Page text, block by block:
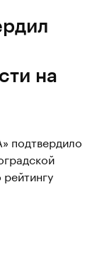
на
подтвердило